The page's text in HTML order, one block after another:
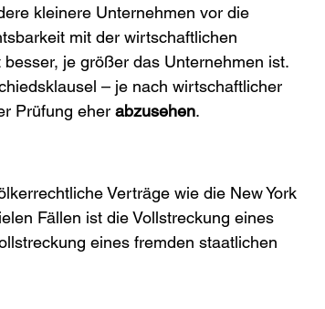
kleinere Unternehmen vor die
mit der wirtschaftlichen
je größer das Unternehmen ist.
– je nach wirtschaftlicher
Prüfung eher abzusehen.
Verträge wie die New York
Fällen ist die Vollstreckung eines
eines fremden staatlichen